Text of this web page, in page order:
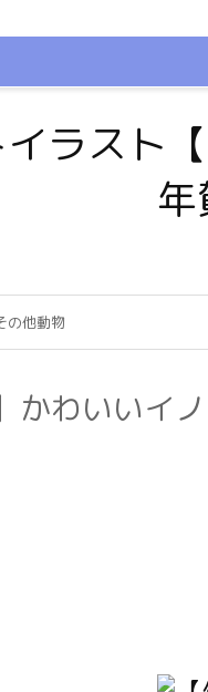
ラスト
の他動物
かわいいイ